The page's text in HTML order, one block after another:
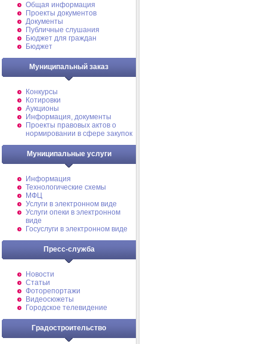
Общая информация
Проекты документов
Документы
Публичные слушания
Бюджет для граждан
Бюджет
Муниципальный заказ
Конкурсы
Котировки
Аукционы
Информация, документы
Проекты правовых актов о
нормировании в сфере закупок
Муниципальные услуги
Информация
Технологические схемы
МФЦ
Услуги в электронном виде
Услуги опеки в электронном
виде
Госуслуги в электронном виде
Пресс-служба
Новости
Статьи
Фоторепортажи
Видеосюжеты
Городское телевидение
Градостроительство